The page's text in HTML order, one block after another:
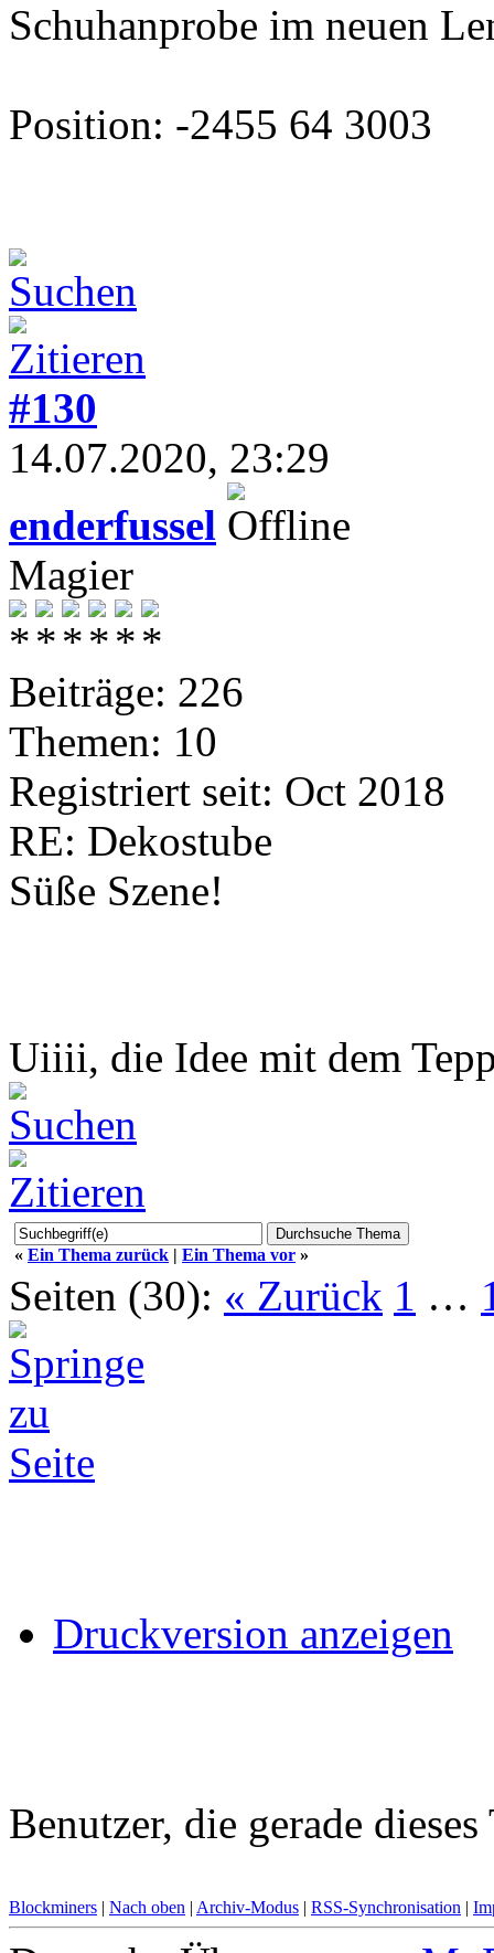
Schuhanprobe im neuen
Position: -2455 64 3003
#130
14.07.2020, 23:29
enderfussel
Magier
Beiträge: 226
Themen: 10
Registriert seit: Oct 2018
RE: Dekostube
Süße Szene!
Uiiii, die Idee mit dem
« Ein Thema zurück | Ein Thema vor »
Seiten (30): « Zurück 1 …
Druckversion anzeigen
Benutzer, die gerade
Blockminers | Nach oben | Archiv-Modus | RSS-Synchronisation |